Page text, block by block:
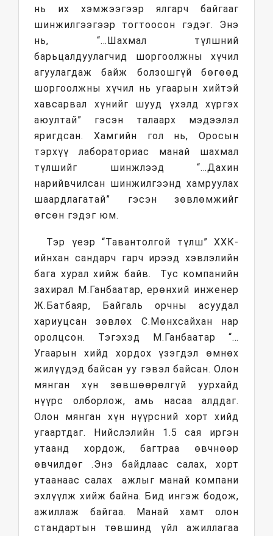
нь их хэмжээгээр ялгарч байгааг
шинжилгээгээр тогтоосон гэдэг. Энэ
нь, “…Шахмал түлшний
барьцалдуулагчид шоргоолжны хүчил
агуулагдаж байж болзошгүй бөгөөд
шоргоолжны хүчил нь угаарын хийтэй
хавсарвал хүнийг шууд үхэлд хүргэх
аюултай” гэсэн талаарх мэдээлэл
яригдсан. Хамгийн гол нь, Оросын
тэрхүү лабораториас манай шахмал
түлшийг шинжлээд “…Дахин
нарийвчилсан шинжилгээнд хамруулах
шаардлагатай” гэсэн зөвлөмжийг
өгсөн гэдэг юм.
Тэр үеэр “Тавантолгой түлш” ХХК-
ийнхан сандарч гарч ирээд хэвлэлийн
бага хурал хийж байв. Тус компанийн
захирал М.Ганбаатар, ерөнхий инженер
Ж.Батбаяр, Байгаль орчны асуудал
хариуцсан зөвлөх С.Мөнхсайхан нар
оролцсон. Тэгэхэд М.Ганбаатар “…
Угаарын хийд хордох үзэгдэл өмнөх
жилүүдэд байсан уу гэвэл байсан. Олон
мянган хүн зөвшөөрөлгүй уурхайд
нүүрс олборлож, амь насаа алддаг.
Олон мянган хүн нүүрсний хорт хийд
угаартдаг. Нийслэлийн 1.5 сая иргэн
утаанд хордож, багтраа өвчнөөр
өвчилдөг .Энэ байдлаас салах, хорт
утаанаас салах ажлыг манай компани
эхлүүлж хийж байна. Бид ингэж бодож,
ажиллаж байгаа. Манай хамт олон
стандартын төвшинд үйл ажиллагаа